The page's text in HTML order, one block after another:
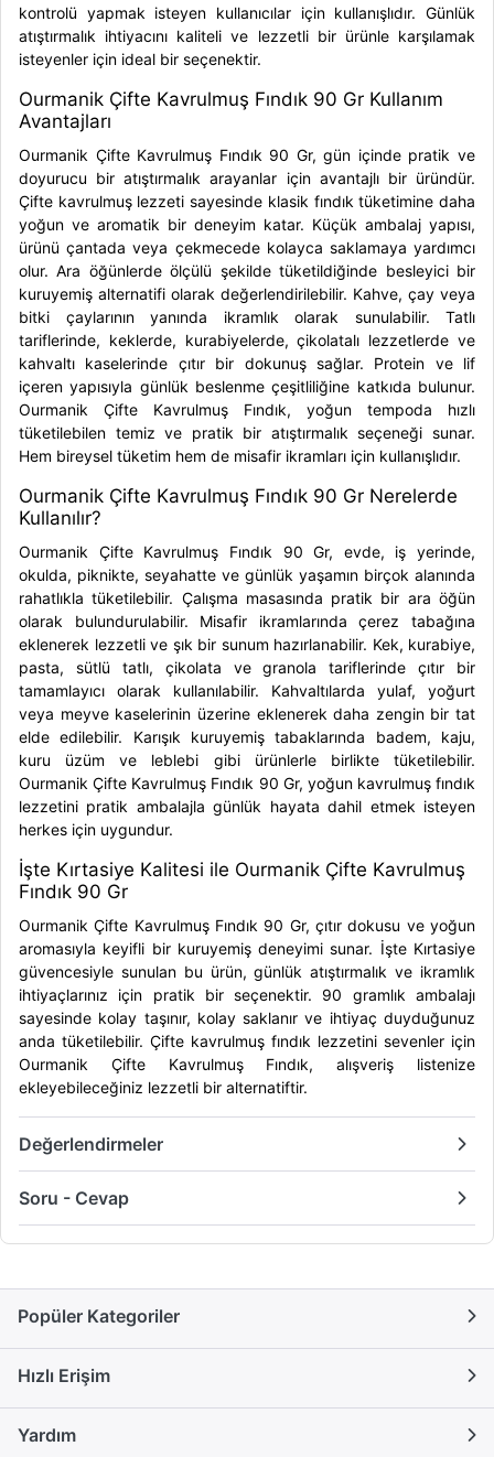
kontrolü yapmak isteyen kullanıcılar için kullanışlıdır. Günlük
atıştırmalık ihtiyacını kaliteli ve lezzetli bir ürünle karşılamak
isteyenler için ideal bir seçenektir.
Ourmanik Çifte Kavrulmuş Fındık 90 Gr Kullanım
Avantajları
Ourmanik Çifte Kavrulmuş Fındık 90 Gr, gün içinde pratik ve
doyurucu bir atıştırmalık arayanlar için avantajlı bir üründür.
Çifte kavrulmuş lezzeti sayesinde klasik fındık tüketimine daha
yoğun ve aromatik bir deneyim katar. Küçük ambalaj yapısı,
ürünü çantada veya çekmecede kolayca saklamaya yardımcı
olur. Ara öğünlerde ölçülü şekilde tüketildiğinde besleyici bir
kuruyemiş alternatifi olarak değerlendirilebilir. Kahve, çay veya
bitki çaylarının yanında ikramlık olarak sunulabilir. Tatlı
tariflerinde, keklerde, kurabiyelerde, çikolatalı lezzetlerde ve
kahvaltı kaselerinde çıtır bir dokunuş sağlar. Protein ve lif
içeren yapısıyla günlük beslenme çeşitliliğine katkıda bulunur.
Ourmanik Çifte Kavrulmuş Fındık, yoğun tempoda hızlı
tüketilebilen temiz ve pratik bir atıştırmalık seçeneği sunar.
Hem bireysel tüketim hem de misafir ikramları için kullanışlıdır.
Ourmanik Çifte Kavrulmuş Fındık 90 Gr Nerelerde
Kullanılır?
Ourmanik Çifte Kavrulmuş Fındık 90 Gr, evde, iş yerinde,
okulda, piknikte, seyahatte ve günlük yaşamın birçok alanında
rahatlıkla tüketilebilir. Çalışma masasında pratik bir ara öğün
olarak bulundurulabilir. Misafir ikramlarında çerez tabağına
eklenerek lezzetli ve şık bir sunum hazırlanabilir. Kek, kurabiye,
pasta, sütlü tatlı, çikolata ve granola tariflerinde çıtır bir
tamamlayıcı olarak kullanılabilir. Kahvaltılarda yulaf, yoğurt
veya meyve kaselerinin üzerine eklenerek daha zengin bir tat
elde edilebilir. Karışık kuruyemiş tabaklarında badem, kaju,
kuru üzüm ve leblebi gibi ürünlerle birlikte tüketilebilir.
Ourmanik Çifte Kavrulmuş Fındık 90 Gr, yoğun kavrulmuş fındık
lezzetini pratik ambalajla günlük hayata dahil etmek isteyen
herkes için uygundur.
İşte Kırtasiye Kalitesi ile Ourmanik Çifte Kavrulmuş
Fındık 90 Gr
Ourmanik Çifte Kavrulmuş Fındık 90 Gr, çıtır dokusu ve yoğun
aromasıyla keyifli bir kuruyemiş deneyimi sunar. İşte Kırtasiye
güvencesiyle sunulan bu ürün, günlük atıştırmalık ve ikramlık
ihtiyaçlarınız için pratik bir seçenektir. 90 gramlık ambalajı
sayesinde kolay taşınır, kolay saklanır ve ihtiyaç duyduğunuz
anda tüketilebilir. Çifte kavrulmuş fındık lezzetini sevenler için
Ourmanik Çifte Kavrulmuş Fındık, alışveriş listenize
ekleyebileceğiniz lezzetli bir alternatiftir.
Değerlendirmeler
Soru - Cevap
Popüler Kategoriler
Hızlı Erişim
Yardım